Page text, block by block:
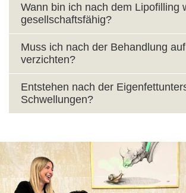
Wann bin ich nach dem Lipofilling
gesellschaftsfähig?
Muss ich nach der Behandlung
verzichten?
Entstehen nach der
Schwellungen?